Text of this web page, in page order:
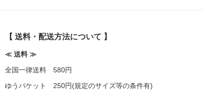
【 送料・配送方法について 】
≪ 送料 ≫
全国一律送料 580円
ゆうパケット 250円(規定のサイズ等の条件有)